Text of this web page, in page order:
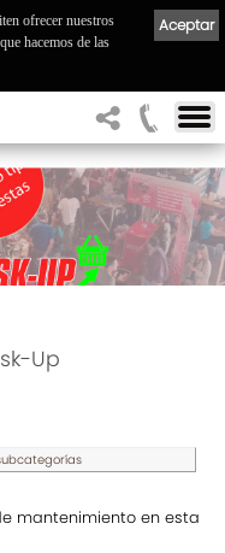
Up
mantenimiento en esta
Aceptar
ofrecer nuestros
hacemos de las